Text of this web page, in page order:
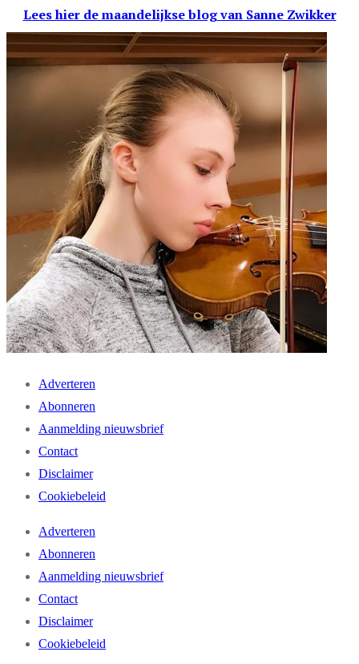
Lees hier de maandelijkse blogvan Sanne Zwikker
Adverteren
Abonneren
Aanmelding nieuwsbrief
Contact
Disclaimer
Cookiebeleid
Adverteren
Abonneren
Aanmelding nieuwsbrief
Contact
Disclaimer
Cookiebeleid